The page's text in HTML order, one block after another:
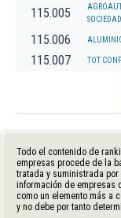
115.005
115.006
115.007 TOT
Todo el contenido de
empresas procede de la
tratada y suministrada por
información de empresas
como un elemento más a
y no debe por tanto